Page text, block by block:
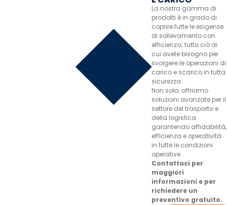
La nostra gamma di
prodotti è in grado di
coprire tutte le esigenze
di sollevamento con
efficienza; tutto ciò di
cui avete bisogno per
svolgere le operazioni di
carico e scarico in tutta
sicurezza.
Non solo; offriamo
soluzioni avanzate per il
settore del trasporto e
della logistica
garantendo affidabilità,
efficienza e operatività
in tutte le condizioni
operative.
Contattaci per
maggiori
informazioni e per
richiedere un
preventivo gratuito.